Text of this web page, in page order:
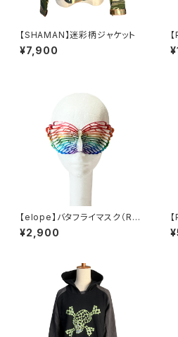
【SHAMAN】迷彩柄ジャケット
¥7,900
【elope】バタフライマスク（RAI
NBOW）
¥2,900